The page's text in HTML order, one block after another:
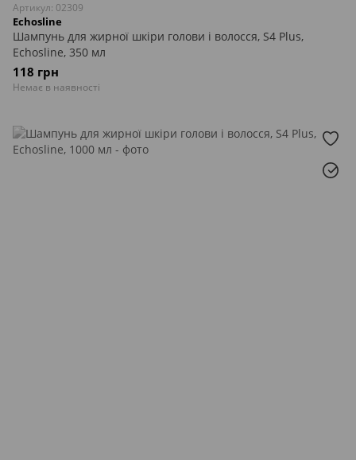
Артикул: 02309
Echosline
Шампунь для жирної шкіри голови і волосся, S4 Plus,
Echosline, 350 мл
118 грн
Немає в наявності